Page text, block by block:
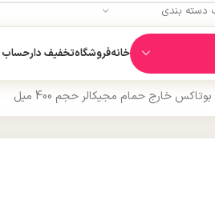
دسته بندی
خانهفروشگاهتخفیف دارحساب
خارج حمام مجیکالر حجم 400 میل